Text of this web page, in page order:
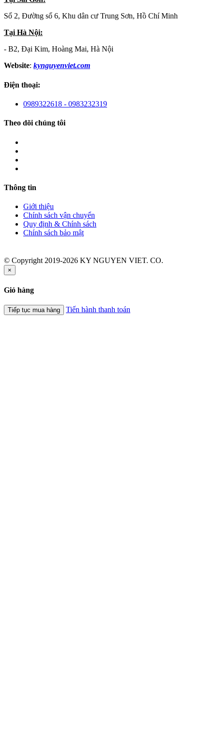
Số 2, Đường số 6, Khu dân cư Trung Sơn, Hồ Chí Minh
Tại Hà Nội:
- B2, Đại Kim, Hoàng Mai, Hà Nội
Website: kynguyenviet.com
Điện thoại:
0989322618 - 0983232319
Theo dõi chúng tôi
Thông tin
Giới thiệu
Chính sách vận chuyển
Quy định & Chính sách
Chính sách bảo mật
© Copyright 2019-2026 KY NGUYEN VIET. CO.
×
Giỏ hàng
Tiếp tục mua hàng Tiến hành thanh toán